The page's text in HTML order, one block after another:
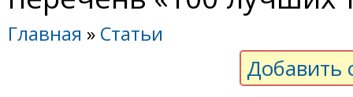
Главная » Статьи
Добавить